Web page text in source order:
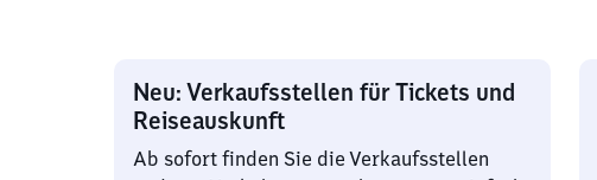
Neu: Verkaufsstellen für Tickets und
Reiseauskunft
Ab sofort finden Sie die Verkaufsstellen